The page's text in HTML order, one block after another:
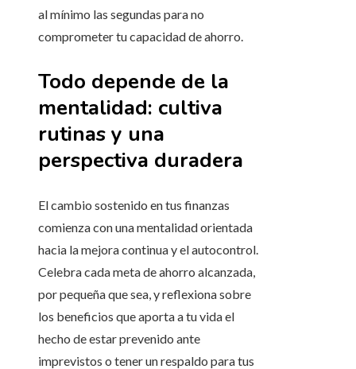
al mínimo las segundas para no
comprometer tu capacidad de ahorro.
Todo depende de la
mentalidad: cultiva
rutinas y una
perspectiva duradera
El cambio sostenido en tus finanzas
comienza con una mentalidad orientada
hacia la mejora continua y el autocontrol.
Celebra cada meta de ahorro alcanzada,
por pequeña que sea, y reflexiona sobre
los beneficios que aporta a tu vida el
hecho de estar prevenido ante
imprevistos o tener un respaldo para tus